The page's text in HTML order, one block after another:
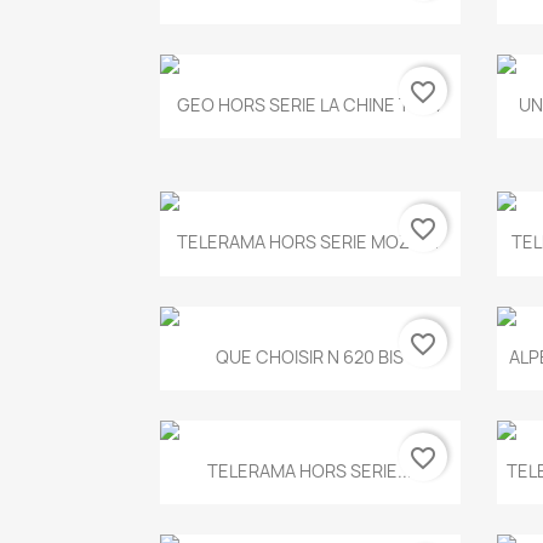
Aperçu rapide
GEO HORS SERIE LA CHINE T.497
favorite_border
Aperçu rapide
TELERAMA HORS SERIE MOZART
favorite_border
Aperçu rapide
QUE CHOISIR N 620 BIS favorite_border
Aperçu rapide
TELERAMA HORS SERIE...favorite_border